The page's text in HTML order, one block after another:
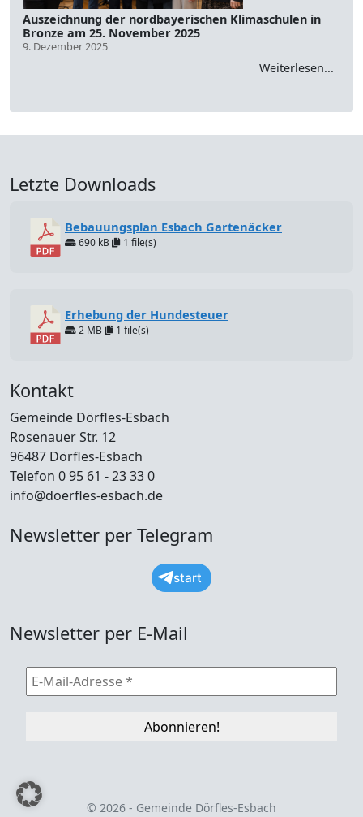
Auszeichnung der nordbayerischen Klimaschulen in
Bronze am 25. November 2025
9. Dezember 2025
Weiterlesen...
Letzte Downloads
Bebauungsplan Esbach Gartenäcker
690 kB 1 file(s)
Erhebung der Hundesteuer
2 MB 1 file(s)
Kontakt
Gemeinde Dörfles-Esbach
Rosenauer Str. 12
96487 Dörfles-Esbach
Telefon 0 95 61 - 23 33 0
info@doerfles-esbach.de
Newsletter per Telegram
start
Newsletter per E-Mail
© 2026 - Gemeinde Dörfles-Esbach